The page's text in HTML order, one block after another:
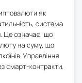
як
система
Це означає, що
на суму, що
Управління
смарт-контракти,